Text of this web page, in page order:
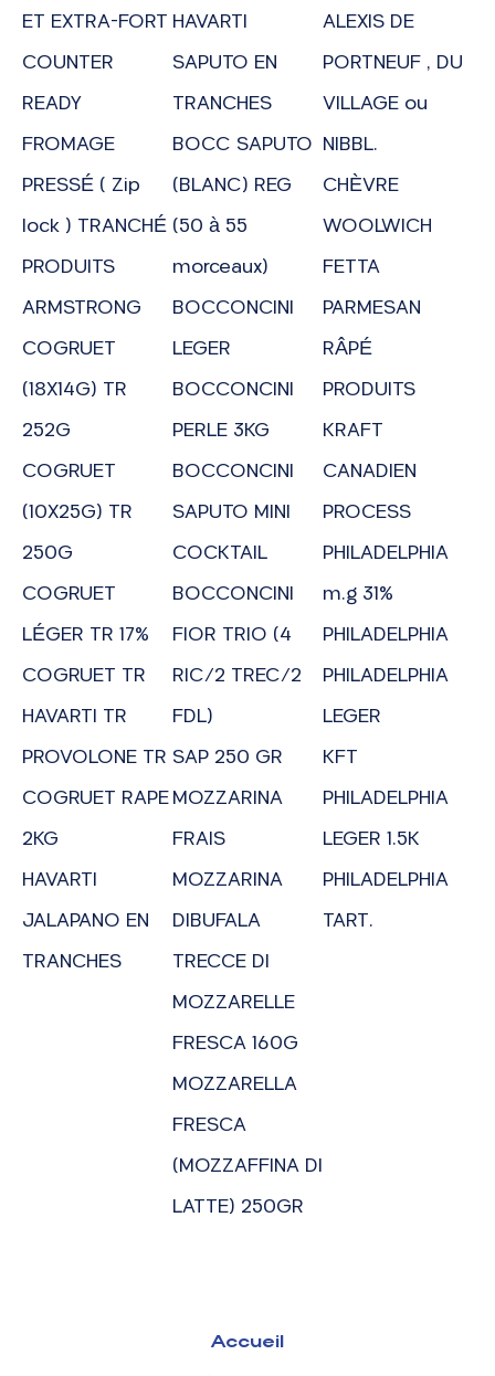
ET EXTRA-FORT
COUNTER
READY
FROMAGE
PRESSÉ ( Zip
lock ) TRANCHÉ
PRODUITS
ARMSTRONG
COGRUET
(18X14G) TR
252G
COGRUET
(10X25G) TR
250G
COGRUET
LÉGER TR 17%
COGRUET TR
HAVARTI TR
PROVOLONE TR
COGRUET RAPE
2KG
HAVARTI
JALAPANO EN
TRANCHES
HAVARTI
SAPUTO EN
TRANCHES
BOCC SAPUTO
(BLANC) REG
(50 à 55
morceaux)
BOCCONCINI
LEGER
BOCCONCINI
PERLE 3KG
BOCCONCINI
SAPUTO MINI
COCKTAIL
BOCCONCINI
FIOR TRIO (4
RIC/2 TREC/2
FDL)
SAP 250 GR
MOZZARINA
FRAIS
MOZZARINA
DIBUFALA
TRECCE DI
MOZZARELLE
FRESCA 160G
MOZZARELLA
FRESCA
(MOZZAFFINA DI
LATTE) 250GR
ALEXIS DE
PORTNEUF , DU
VILLAGE ou
NIBBL.
CHÈVRE
WOOLWICH
FETTA
PARMESAN
RÂPÉ
PRODUITS
KRAFT
CANADIEN
PROCESS
PHILADELPHIA
m.g 31%
PHILADELPHIA
PHILADELPHIA
LEGER
KFT
PHILADELPHIA
LEGER 1.5K
PHILADELPHIA
TART.
Accueil